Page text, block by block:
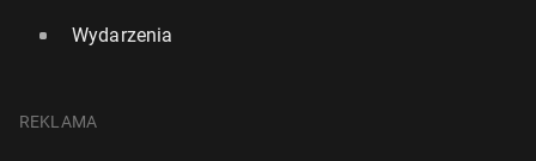
Wydarzenia
REKLAMA